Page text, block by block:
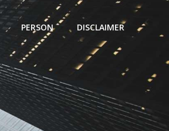
PERSON DISCLAIMER